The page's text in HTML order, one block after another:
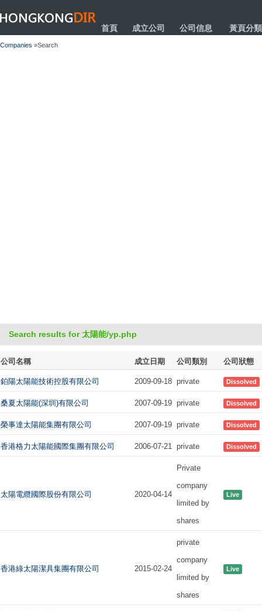
HONGKONGDIR
首頁 成立公司 公司信息 黃頁分類
Companies »Search
Search results for 太陽能/yp.php
公司名稱 成立日期 公司類別 公司狀態
鉑陽太陽能技術控股有限公司 2009-09-18 private Dissolved
桑夏太陽能(深圳)有限公司 2007-09-19 private Dissolved
榮事達太陽能集團有限公司 2007-09-19 private Dissolved
香港格力太陽能國際集團有限公司 2006-07-21 private Dissolved
太陽電纜國際股份有限公司 2020-04-14
Private
company
limited by
shares
Live
香港綠太陽潔具集團有限公司 2015-02-24
private
company
limited by
shares
Live